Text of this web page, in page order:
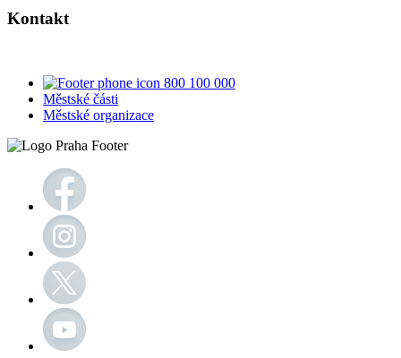
Kontakt
800 100 000
Městské části
Městské organizace